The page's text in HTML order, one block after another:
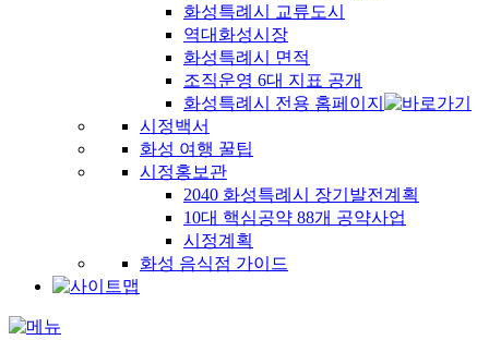
화성특례시 교류도시
역대화성시장
화성특례시 면적
조직운영 6대 지표 공개
화성특례시 전용 홈페이지
시정백서
화성 여행 꿀팁
시정홍보관
2040 화성특례시 장기발전계획
10대 핵심공약 88개 공약사업
시정계획
화성 음식점 가이드